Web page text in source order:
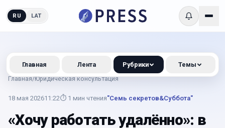
RU LAT
Главная/Юридическая консультация
18 мая 202611:22⏱ 1 мин чтения"Семь секретов&Суббота"
«Хочу работать удалённо»: в
Главная Лента Рубрики Темы